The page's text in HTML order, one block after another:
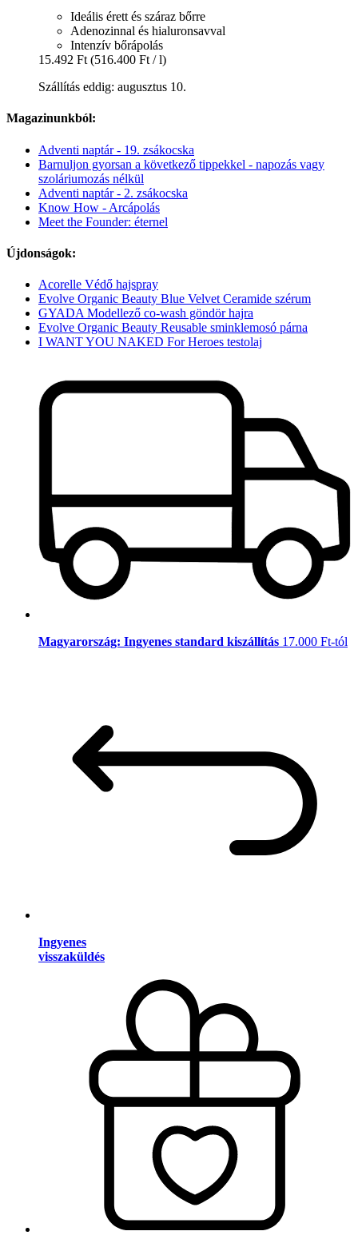
Ideális érett és száraz bőrre
Adenozinnal és hialuronsavval
Intenzív bőrápolás
15.492 Ft (516.400 Ft / l)
Szállítás eddig: augusztus 10.
Magazinunkból:
Adventi naptár - 19. zsákocska
Barnuljon gyorsan a következő tippekkel - napozás vagy
szoláriumozás nélkül
Adventi naptár - 2. zsákocska
Know How - Arcápolás
Meet the Founder: éternel
Újdonságok:
Acorelle Védő hajspray
Evolve Organic Beauty Blue Velvet Ceramide szérum
GYADA Modellező co-wash göndör hajra
Evolve Organic Beauty Reusable sminklemosó párna
I WANT YOU NAKED For Heroes testolaj
Magyarország: Ingyenes standard kiszállítás 17.000 Ft-tól
Ingyenes
visszaküldés